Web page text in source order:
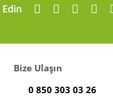
Bize Ulaşın
0 850 303 03 26